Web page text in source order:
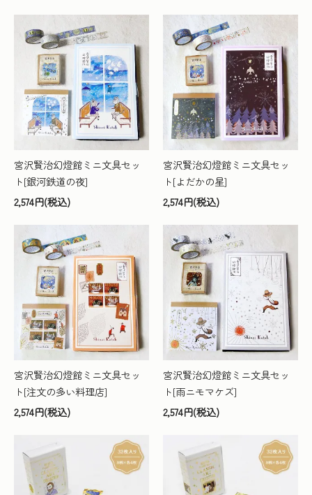
宮沢賢治幻燈館ミニ文具セッ
ト[銀河鉄道の夜]
2,574円(税込)
宮沢賢治幻燈館ミニ文具セッ
ト[よだかの星]
2,574円(税込)
宮沢賢治幻燈館ミニ文具セッ
ト[注文の多い料理店]
2,574円(税込)
宮沢賢治幻燈館ミニ文具セッ
ト[雨ニモマケズ]
2,574円(税込)